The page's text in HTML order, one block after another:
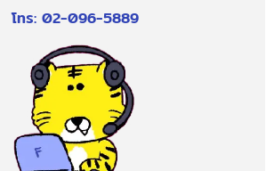
โทร: 02-096-5889